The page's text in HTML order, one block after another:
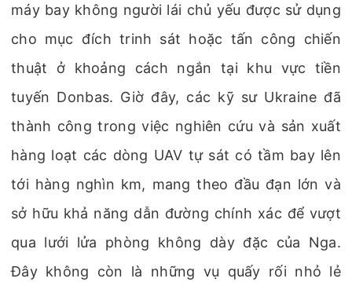
máy bay không người lái chủ yếu được sử dụng
cho mục đích trinh sát hoặc tấn công chiến
thuật ở khoảng cách ngắn tại khu vực tiền
tuyến Donbas. Giờ đây, các kỹ sư Ukraine đã
thành công trong việc nghiên cứu và sản xuất
hàng loạt các dòng UAV tự sát có tầm bay lên
tới hàng nghìn km, mang theo đầu đạn lớn và
sở hữu khả năng dẫn đường chính xác để vượt
qua lưới lửa phòng không dày đặc của Nga.
Đây không còn là những vụ quấy rối nhỏ lẻ